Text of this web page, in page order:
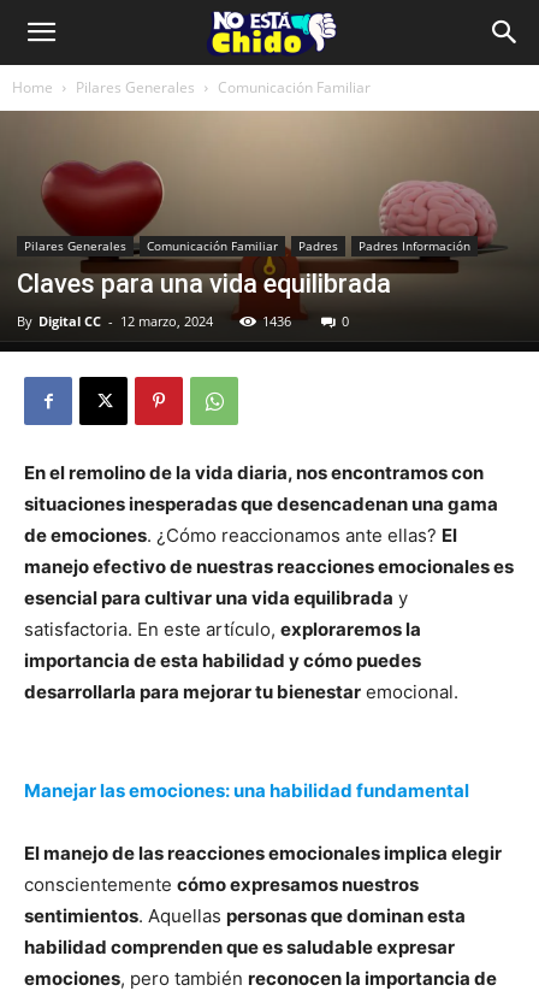
Home Pilares Generales Comunicación Familiar
Pilares Generales Comunicación Familiar Padres Padres Información
Claves para una vida equilibrada
By Digital CC - 12 marzo, 2024 1436 0
En el remolino de la vida diaria, nos encontramos con
situaciones inesperadas que desencadenan una gama
de emociones. ¿Cómo reaccionamos ante ellas? El
manejo efectivo de nuestras reacciones emocionales es
esencial para cultivar una vida equilibrada y
satisfactoria. En este artículo, exploraremos la
importancia de esta habilidad y cómo puedes
desarrollarla para mejorar tu bienestar emocional.
Manejar las emociones: una habilidad fundamental
El manejo de las reacciones emocionales implica elegir
conscientemente cómo expresamos nuestros
sentimientos. Aquellas personas que dominan esta
habilidad comprenden que es saludable expresar
emociones, pero también reconocen la importancia de